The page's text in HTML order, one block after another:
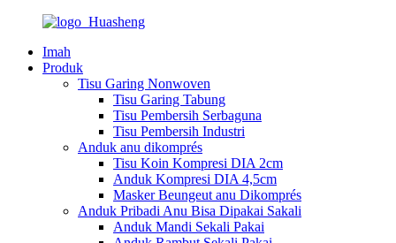
Imah
Produk
Tisu Garing Nonwoven
Tisu Garing Tabung
Tisu Pembersih Serbaguna
Tisu Pembersih Industri
Anduk anu dikomprés
Tisu Koin Kompresi DIA 2cm
Anduk Kompresi DIA 4,5cm
Masker Beungeut anu Dikomprés
Anduk Pribadi Anu Bisa Dipakai Sakali
Anduk Mandi Sekali Pakai